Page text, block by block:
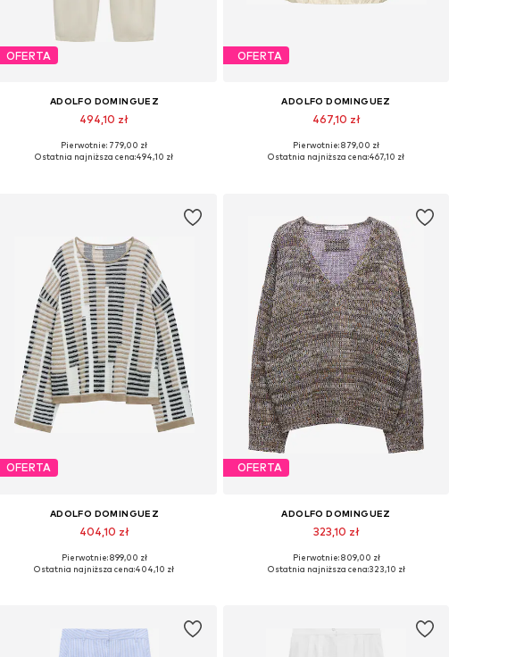
OFERTA
ADOLFO DOMINGUEZ
494,10 zł
Dostępne rozmiary: 36, 38, 40, 42, 44
Pierwotnie: 779,00 zł
Ostatnia najniższa cena:494,10 zł
OFERTA
ADOLFO DOMINGUEZ
467,10 zł
Dostępne rozmiary: S, M, L
Pierwotnie: 879,00 zł
Ostatnia najniższa cena:467,10 zł
OFERTA
ADOLFO DOMINGUEZ
404,10 zł
Dostępne rozmiary: S, M, L, XL, XXL
Pierwotnie: 899,00 zł
Ostatnia najniższa cena:404,10 zł
OFERTA
ADOLFO DOMINGUEZ
323,10 zł
Dostępne rozmiary: S, M, L, XXL
Pierwotnie: 809,00 zł
Ostatnia najniższa cena:323,10 zł